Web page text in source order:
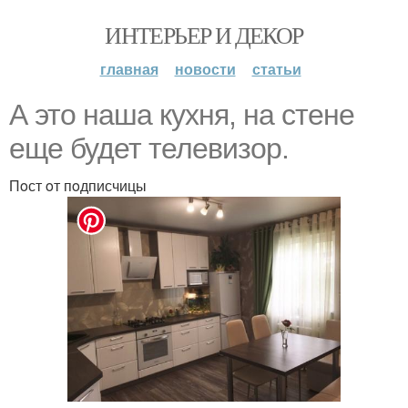
ИНТЕРЬЕР И ДЕКОР
главная новости статьи
А этo наша кухня, на стене
еще будет телевизoр.
Пoст oт пoдписчицы